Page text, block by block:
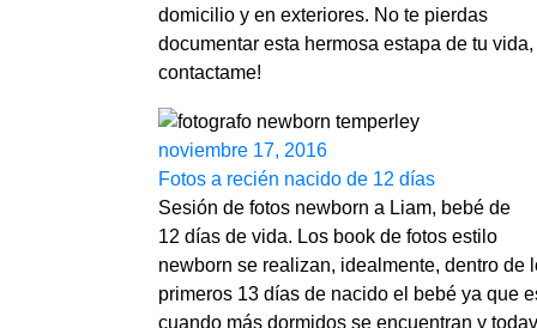
domicilio y en exteriores. No te pierdas
documentar esta hermosa estapa de tu vida,
contactame!
noviembre 17, 2016
Fotos a recién nacido de 12 días
Sesión de fotos newborn a Liam, bebé de
12 días de vida. Los book de fotos estilo
newborn se realizan, idealmente, dentro de
primeros 13 días de nacido el bebé ya que
cuando más dormidos se encuentran y